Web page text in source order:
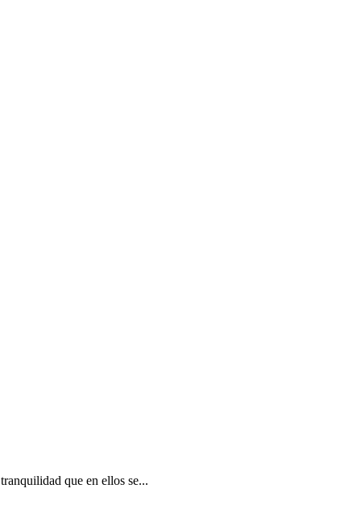
que en ellos se...